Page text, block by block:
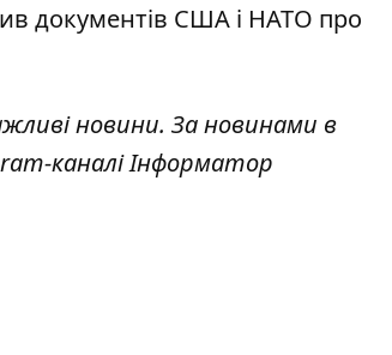
документів США і НАТО про
новини. За новинами в
каналіІнформатор